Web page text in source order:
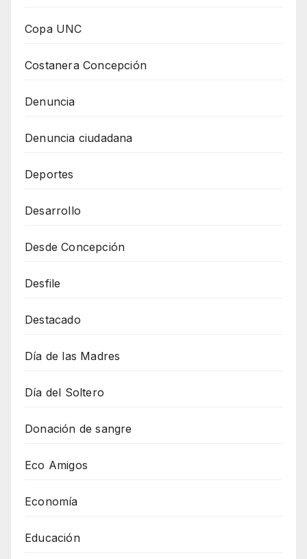
Copa UNC
Costanera Concepción
Denuncia
Denuncia ciudadana
Deportes
Desarrollo
Desde Concepción
Desfile
Destacado
Día de las Madres
Día del Soltero
Donación de sangre
Eco Amigos
Economía
Educación